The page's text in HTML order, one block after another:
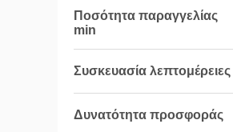
Ποσότητα παραγγελίας
min
Συσκευασία λεπτομέρειες
Δυνατότητα προσφοράς